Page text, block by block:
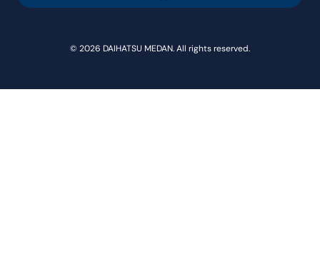
© 2026 DAIHATSU MEDAN. All rights reserved.